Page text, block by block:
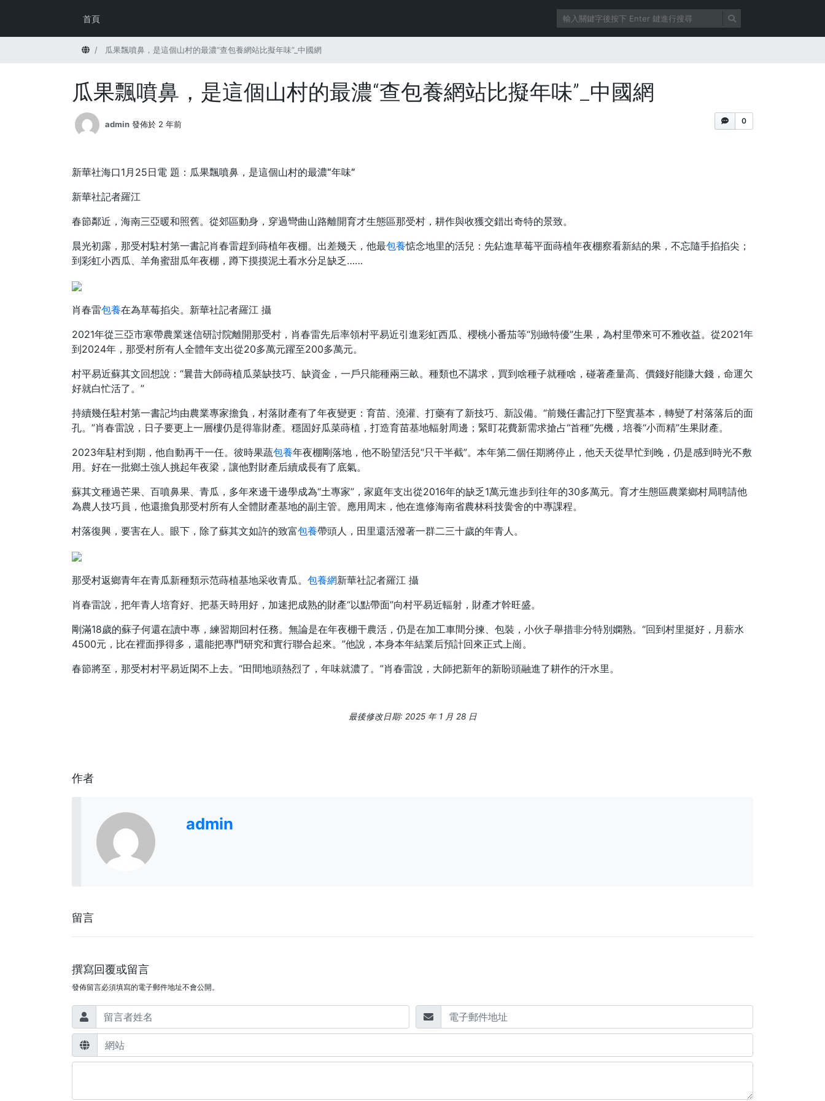
首頁
首頁 瓜果飄噴鼻，是這個山村的最濃“查包養網站比擬年味”_中國網
瓜果飄噴鼻，是這個山村的最濃“查包養網站比擬年味”_中國網
0
admin 發佈於 2 年前
新華社海口1月25日電 題：瓜果飄噴鼻，是這個山村的最濃“年味”
新華社記者羅江
春節鄰近，海南三亞暖和照舊。從郊區動身，穿過彎曲山路離開育才生態區那受村，耕作與收獲交錯出奇特的景致。
晨光初露，那受村駐村第一書記肖春雷趕到蒔植年夜棚。出差幾天，他最包養惦念地里的活兒：先鉆進草莓平面蒔植年夜棚察看新結的果，不忘隨手掐掐尖；
到彩虹小西瓜、羊角蜜甜瓜年夜棚，蹲下摸摸泥土看水分足缺乏……
肖春雷包養在為草莓掐尖。新華社記者羅江 攝
2021年從三亞市寒帶農業迷信研討院離開那受村，肖春雷先后率領村平易近引進彩虹西瓜、櫻桃小番茄等“別緻特優”生果，為村里帶來可不雅收益。從2021年
到2024年，那受村所有人全體年支出從20多萬元躍至200多萬元。
村平易近蘇其文回想說：“曩昔大師蒔植瓜菜缺技巧、缺資金，一戶只能種兩三畝。種類也不講求，買到啥種子就種啥，碰著產量高、價錢好能賺大錢，命運欠
好就白忙活了。”
持續幾任駐村第一書記均由農業專家擔負，村落財產有了年夜變更：育苗、澆灌、打藥有了新技巧、新設備。“前幾任書記打下堅實基本，轉變了村落落后的面
孔。”肖春雷說，日子要更上一層樓仍是得靠財產。穩固好瓜菜蒔植，打造育苗基地輻射周邊；緊盯花費新需求搶占“首種”先機，培養“小而精”生果財產。
2023年駐村到期，他自動再干一任。彼時果蔬包養年夜棚剛落地，他不盼望活兒“只干半截”。本年第二個任期將停止，他天天從早忙到晚，仍是感到時光不敷
用。好在一批鄉土強人挑起年夜梁，讓他對財產后續成長有了底氣。
蘇其文種過芒果、百噴鼻果、青瓜，多年來邊干邊學成為“土專家”，家庭年支出從2016年的缺乏1萬元進步到往年的30多萬元。育才生態區農業鄉村局聘請他
為農人技巧員，他還擔負那受村所有人全體財產基地的副主管。應用周末，他在進修海南省農林科技黌舍的中專課程。
村落復興，要害在人。眼下，除了蘇其文如許的致富包養帶頭人，田里還活潑著一群二三十歲的年青人。
那受村返鄉青年在青瓜新種類示范蒔植基地采收青瓜。 包養網新華社記者羅江 攝
肖春雷說，把年青人培育好、把基天時用好，加速把成熟的財產“以點帶面”向村平易近輻射，財產才幹旺盛。
剛滿18歲的蘇子何還在讀中專，練習期回村任務。無論是在年夜棚干農活，仍是在加工車間分揀、包裝，小伙子舉措非分特別嫻熟。“回到村里挺好，月薪水
4500元，比在裡面掙得多，還能把專門研究和實行聯合起來。”他說，本身本年結業后預計回來正式上崗。
春節將至，那受村村平易近閑不上去。“田間地頭熱烈了，年味就濃了。”肖春雷說，大師把新年的新盼頭融進了耕作的汗水里。
最後修改日期: 2025 年 1 月 28 日
作者
admin
留言
撰寫回覆或留言
發佈留言必須填寫的電子郵件地址不會公開。